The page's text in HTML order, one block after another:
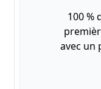
100 %
avec un